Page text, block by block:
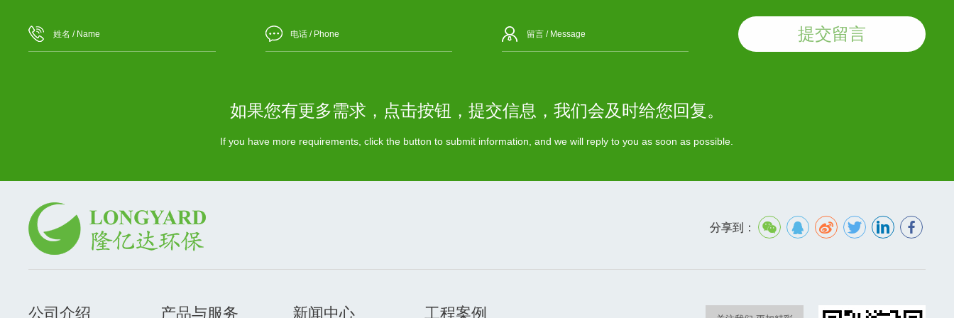
提交留言
如果您有更多需求，点击按钮，提交信息，我们会及时给您回复。
If you have more requirements, click the button to submit information, and we will reply to you as soon as possible.
分享到：
公司介绍 产品与服务 新闻中心 工程案例